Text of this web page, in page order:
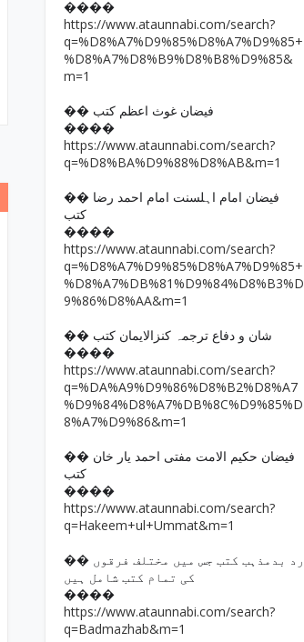
����
https://www.ataunnabi.com/search?
q=%D8%A7%D9%85%D8%A7%D9%85+
%D8%A7%D8%B9%D8%B8%D9%85&
m=1
�� فیضان غوث اعظم کتب
����
https://www.ataunnabi.com/search?
q=%D8%BA%D9%88%D8%AB&m=1
�� فیضان امام اہلسنت امام احمد رضا
کتب
����
https://www.ataunnabi.com/search?
q=%D8%A7%D9%85%D8%A7%D9%85+
%D8%A7%DB%81%D9%84%D8%B3%D
9%86%D8%AA&m=1
�� شان و دفاع ترجمہ کنزالایمان کتب
����
https://www.ataunnabi.com/search?
q=%DA%A9%D9%86%D8%B2%D8%A7
%D9%84%D8%A7%DB%8C%D9%85%D
8%A7%D9%86&m=1
�� فیضان حکیم الامت مفتی احمد یار خان
کتب
����
https://www.ataunnabi.com/search?
q=Hakeem+ul+Ummat&m=1
�� رد بدمذہب کتب جس میں مختلف فرقوں
کی تمام کتب شامل ہیں
����
https://www.ataunnabi.com/search?
q=Badmazhab&m=1